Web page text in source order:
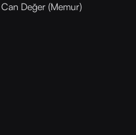
Değer (Memur)